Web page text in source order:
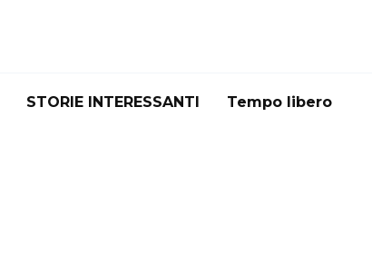
STORIE INTERESSANTI Tempo libero